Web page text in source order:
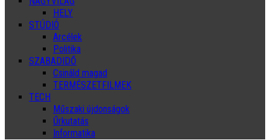
HELY
STÚDIÓ
Arcélek
Politika
SZABADIDŐ
Csináld magad
TERMÉSZETFILMEK
TECH
Műszaki újdonságok
Űrkutatás
Informatika